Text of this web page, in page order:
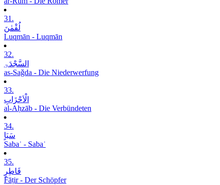
31.
لُقْمٰنَ
Luqmān - Luqmān
32.
السَّجْدَۃِ
as-Saǧda - Die Niederwerfung
33.
الْاَحْزَابِ
al-Aḥzāb - Die Verbündeten
34.
سَبَاٍ
Sabaʾ - Sabaʾ
35.
فَاطِرٍ
Fāṭir - Der Schöpfer